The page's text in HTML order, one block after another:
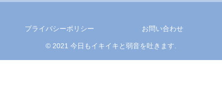
プライバシーポリシー お問い合わせ
© 2021 今日もイキイキと弱音を吐きます.